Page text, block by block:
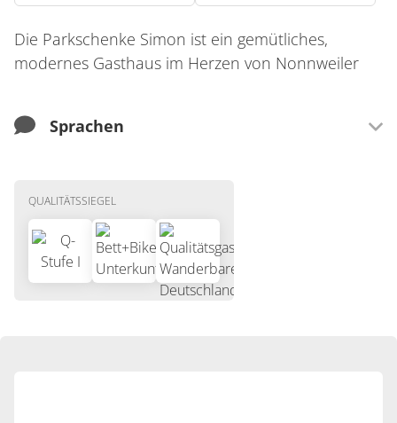
Die Parkschenke Simon ist ein gemütliches,
modernes Gasthaus im Herzen von Nonnweiler
Sprachen
Französisch
QUALITÄTSSIEGEL